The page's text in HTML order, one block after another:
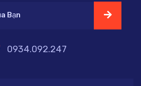
0934.092.247